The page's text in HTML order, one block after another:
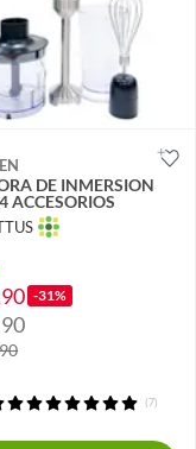
DE INMERSION
ACCESORIOS
-31%
(7)